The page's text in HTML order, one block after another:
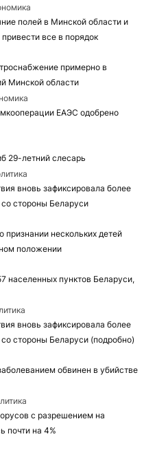
полей в Минской области и
все в порядок
примерно в
Минской области
ЕАЭС одобрено
29-летний слесарь
вновь зафиксировала более
стороны Беларуси
признании нескольких детей
положении
населенных пунктов Беларуси,
вновь зафиксировала более
стороны Беларуси (подробно)
обвинен в убийстве
с разрешением на
почти на 4%